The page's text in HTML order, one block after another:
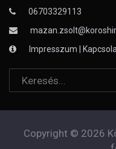
06703329113
Impresszum
Copyright © 2026